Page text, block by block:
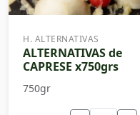
H. ALTERNATIVAS
ALTERNATIVAS de
CAPRESE x750grs
750gr